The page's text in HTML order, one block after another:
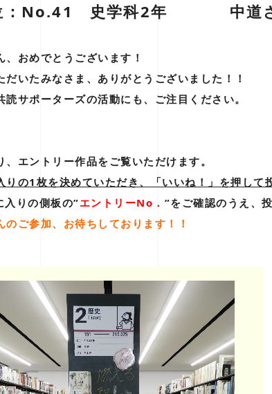
：No.41 史学科2年 中道
、おめでとうございます！
だいたみなさま、ありがとうございました！！
読サポーターズの活動にも、ご注目ください。
、エントリー作品をご覧いただけます。
りの1枚を決めていただき、「いいね！」を押して
りの側板の”エントリーNo． ”をご確認のうえ、
のご参加、お待ちしております！！